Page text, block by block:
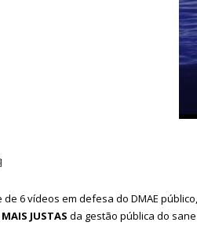
de 6 vídeos em defesa do DMAE
JUSTAS da gestão pública do